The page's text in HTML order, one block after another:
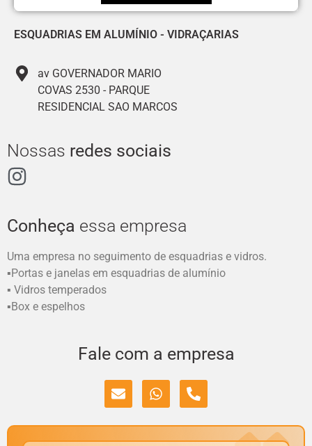
ESQUADRIAS EM ALUMÍNIO - VIDRAÇARIAS
av GOVERNADOR MARIO
COVAS 2530 - PARQUE
RESIDENCIAL SAO MARCOS
Nossas redes sociais
Conheça essa empresa
Uma empresa no seguimento de esquadrias e vidros.
▪️Portas e janelas em esquadrias de alumínio
▪️ Vidros temperados
▪️Box e espelhos
Fale com a empresa